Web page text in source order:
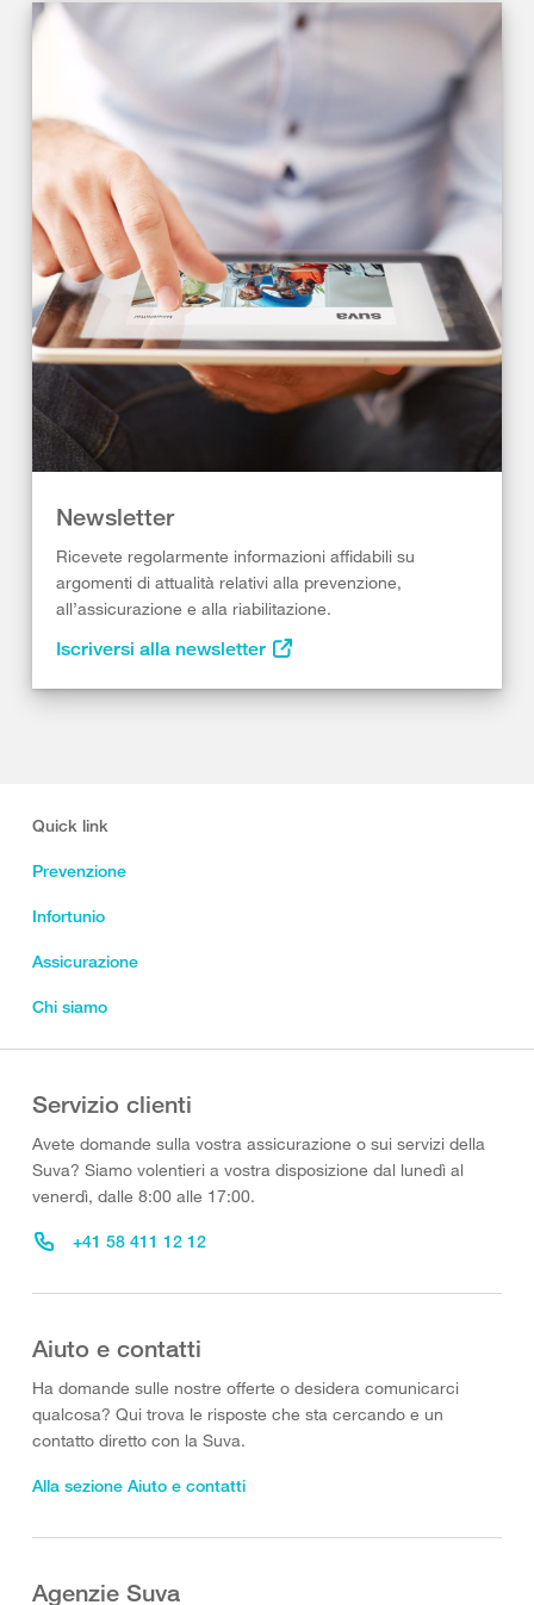
Newsletter
Ricevete regolarmente informazioni affidabili su
argomenti di attualità relativi alla prevenzione,
all’assicurazione e alla riabilitazione.
Iscriversi alla newsletter
Quick link
Prevenzione
Infortunio
Assicurazione
Chi siamo
Servizio clienti
Avete domande sulla vostra assicurazione o sui servizi della
Suva? Siamo volentieri a vostra disposizione dal lunedì al
venerdì, dalle 8:00 alle 17:00.
+41 58 411 12 12
Aiuto e contatti
Ha domande sulle nostre offerte o desidera comunicarci
qualcosa? Qui trova le risposte che sta cercando e un
contatto diretto con la Suva.
Alla sezione Aiuto e contatti
Agenzie Suva